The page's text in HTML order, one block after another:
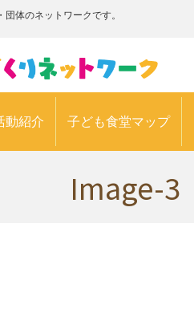
体のネットワークです。
動紹介 子ども食堂マップ
Image-3